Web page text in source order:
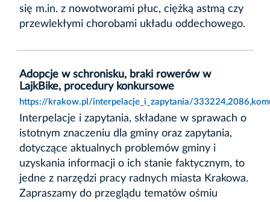
się m.in. z nowotworami płuc, ciężką astmą czy
przewlekłymi chorobami układu oddechowego.
Adopcje w schronisku, braki rowerów w
LajkBike, procedury konkursowe
https://krakow.pl/interpelacje_i_zapytania/
Interpelacje i zapytania, składane w sprawach o
istotnym znaczeniu dla gminy oraz zapytania,
dotyczące aktualnych problemów gminy i
uzyskania informacji o ich stanie faktycznym, to
jedne z narzędzi pracy radnych miasta Krakowa.
Zapraszamy do przeglądu tematów ośmiu